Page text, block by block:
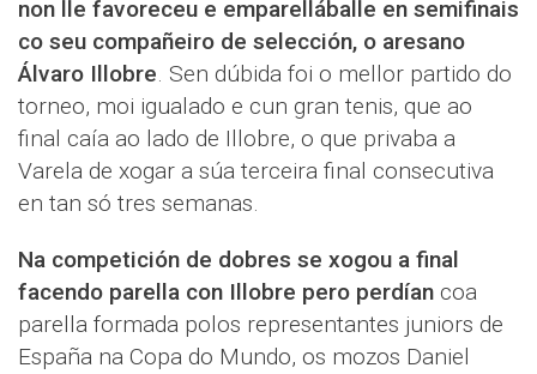
non lle favoreceu e emparelláballe en semifinais
co seu compañeiro de selección, o aresano
Álvaro Illobre . Sen dúbida foi o mellor partido do
torneo, moi igualado e cun gran tenis, que ao
final caía ao lado de Illobre, o que privaba a
Varela de xogar a súa terceira final consecutiva
en tan só tres semanas.
Na competición de dobres se xogou a final
facendo parella con Illobre pero perdían coa
parella formada polos representantes juniors de
España na Copa do Mundo, os mozos Daniel